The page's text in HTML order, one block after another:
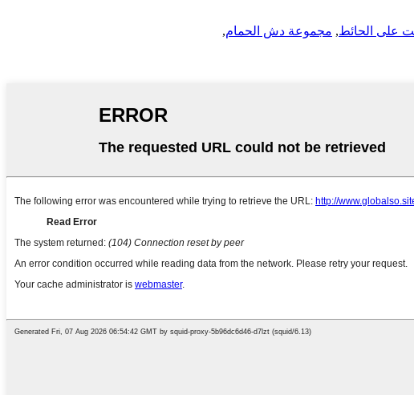
على الحائط, مجموعة دش الحمام,